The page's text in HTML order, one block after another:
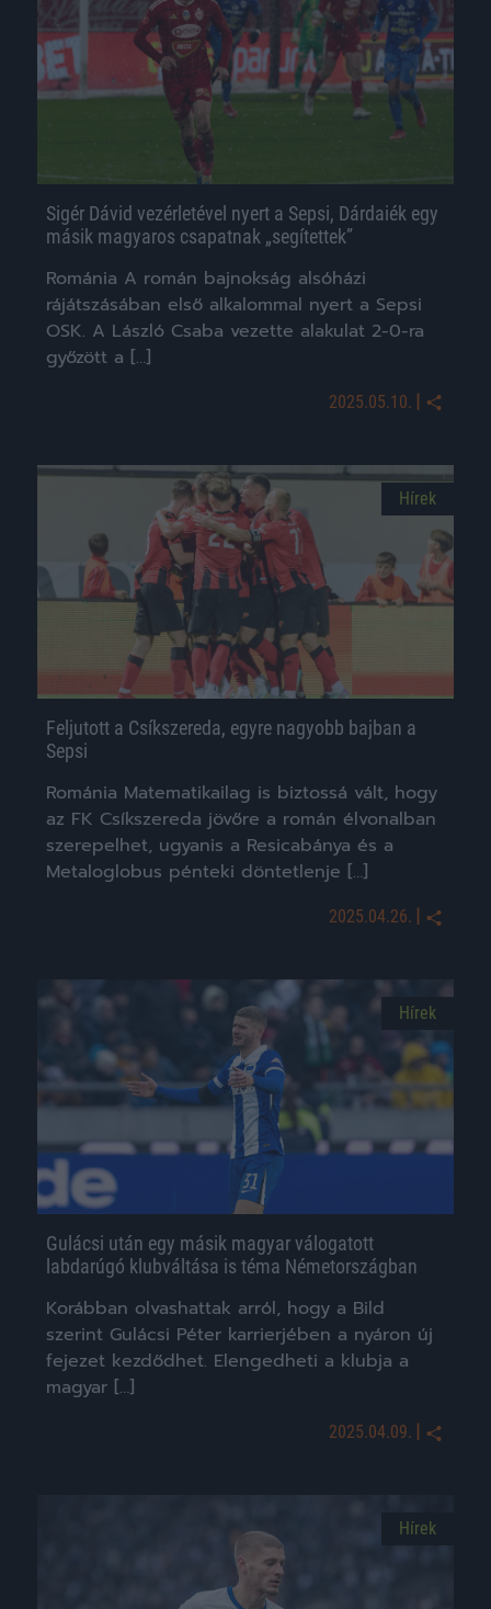
Sigér Dávid vezérletével nyert a Sepsi, Dárdaiék egy
másik magyaros csapatnak „segítettek”
Románia A román bajnokság alsóházi
rájátszásában első alkalommal nyert a Sepsi
OSK. A László Csaba vezette alakulat 2-0-ra
győzött a […]
2025.05.10. |
Hírek
Feljutott a Csíkszereda, egyre nagyobb bajban a
Sepsi
Románia Matematikailag is biztossá vált, hogy
az FK Csíkszereda jövőre a román élvonalban
szerepelhet, ugyanis a Resicabánya és a
Metaloglobus pénteki döntetlenje […]
2025.04.26. |
Hírek
Gulácsi után egy másik magyar válogatott
labdarúgó klubváltása is téma Németországban
Korábban olvashattak arról, hogy a Bild
szerint Gulácsi Péter karrierjében a nyáron új
fejezet kezdődhet. Elengedheti a klubja a
magyar […]
2025.04.09. |
Hírek